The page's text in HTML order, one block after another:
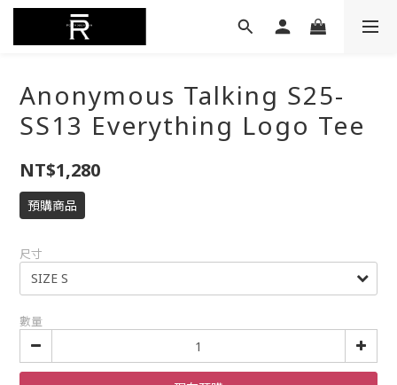
Anonymous Talking S25-
SS13 Everything Logo Tee
NT$1,280
預購商品
尺寸
數量